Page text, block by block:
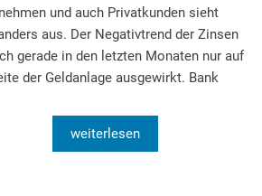
und auch Privatkunden sieht
aus. Der Negativtrend der Zinsen
gerade in den letzten Monaten nur auf
der Geldanlage ausgewirkt. Bank
weiterlesen